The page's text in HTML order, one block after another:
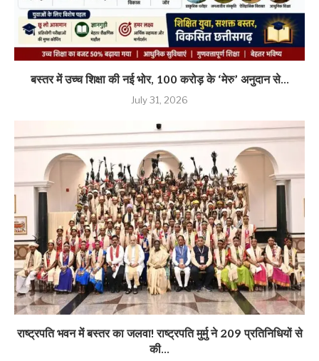
बस्तर में उच्च शिक्षा की नई भोर, 100 करोड़ के ‘मेरु’ अनुदान से...
July 31, 2026
राष्ट्रपति भवन में बस्तर का जलवा! राष्ट्रपति मुर्मु ने 209 प्रतिनिधियों से
की...